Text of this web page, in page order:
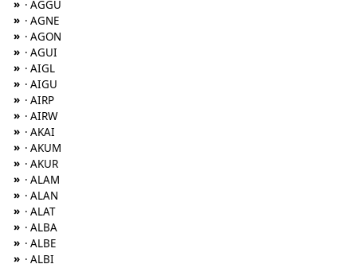
» · AGGU
» · AGNE
» · AGON
» · AGUI
» · AIGL
» · AIGU
» · AIRP
» · AIRW
» · AKAI
» · AKUM
» · AKUR
» · ALAM
» · ALAN
» · ALAT
» · ALBA
» · ALBE
» · ALBI